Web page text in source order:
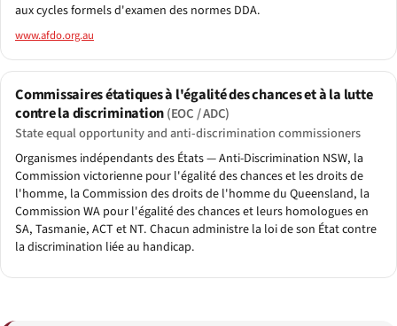
aux cycles formels d'examen des normes DDA.
www.afdo.org.au
Commissaires étatiques à l'égalité des chances et à la lutte
contre la discrimination(EOC / ADC)
State equal opportunity and anti-discrimination commissioners
Organismes indépendants des États — Anti-Discrimination NSW, la
Commission victorienne pour l'égalité des chances et les droits de
l'homme, la Commission des droits de l'homme du Queensland, la
Commission WA pour l'égalité des chances et leurs homologues en
SA, Tasmanie, ACT et NT. Chacun administre la loi de son État contre
la discrimination liée au handicap.